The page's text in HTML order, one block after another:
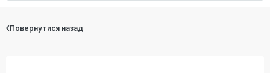
Повернутися назад